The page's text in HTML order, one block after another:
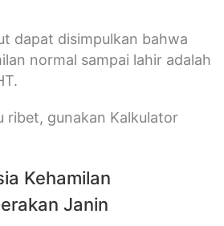
dapat disimpulkan bahwa
normal sampai lahir adalah
ribet, gunakan Kalkulator
Kehamilan
Janin